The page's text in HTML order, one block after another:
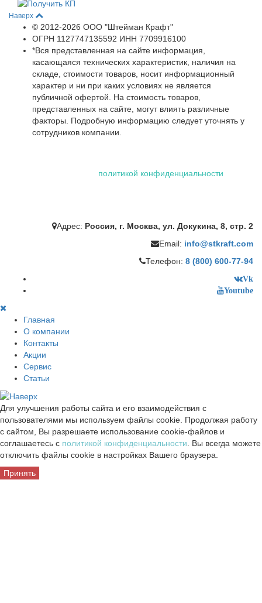
Наверх
© 2012-2026 ООО "Штейман Крафт"
ОГРН 1127747135592 ИНН 7709916100
*Вся представленная на сайте информация,
касающаяся технических характеристик, наличия на
складе, стоимости товаров, носит информационный
характер и ни при каких условиях не является
публичной офертой. На стоимость товаров,
представленных на сайте, могут влиять различные
факторы. Подробную информацию следует уточнять у
сотрудников компании.
политикой конфиденциальности
Адрес: Россия, г. Москва, ул. Докукина, 8, стр. 2
Email: info@stkraft.com
Телефон: 8 (800) 600-77-94
Vk
Youtube
Главная
О компании
Контакты
Акции
Сервис
Статьи
Для улучшения работы сайта и его взаимодействия с
пользователями мы используем файлы cookie. Продолжая работу
с сайтом, Вы разрешаете использование cookie-файлов и
соглашаетесь с политикой конфиденциальности . Вы всегда можете
отключить файлы cookie в настройках Вашего браузера.
Принять